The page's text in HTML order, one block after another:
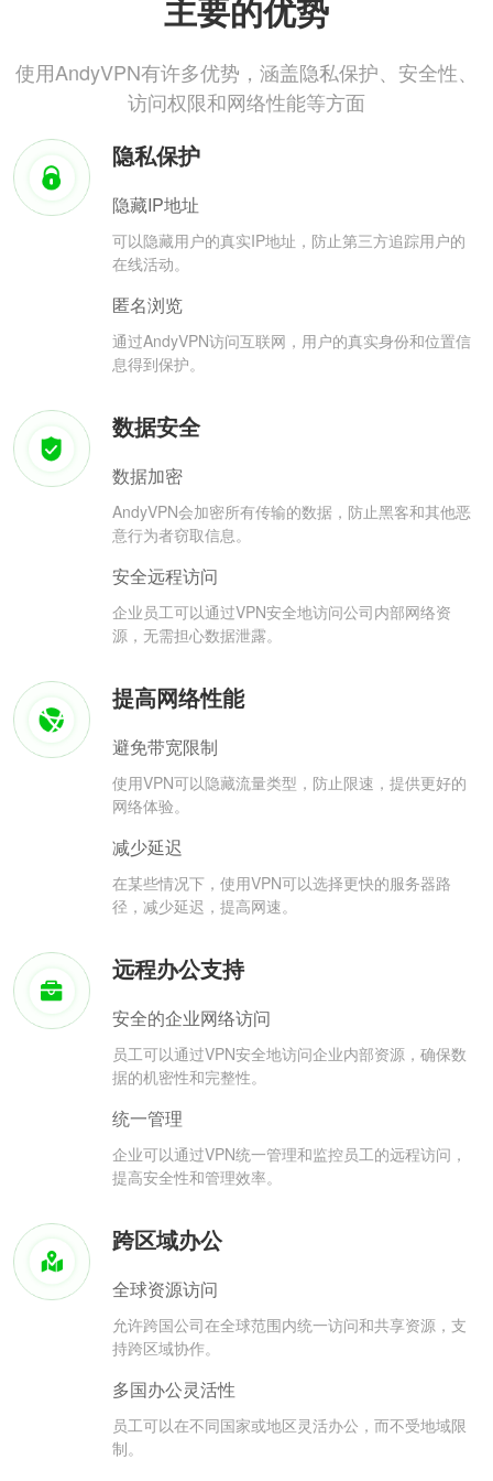
主要的优势
使用AndyVPN有许多优势，涵盖隐私保护、安全性、
访问权限和网络性能等方面
隐私保护
隐藏IP地址
可以隐藏用户的真实IP地址，防止第三方追踪用户的
在线活动。
匿名浏览
通过AndyVPN访问互联网，用户的真实身份和位置信
息得到保护。
数据安全
数据加密
AndyVPN会加密所有传输的数据，防止黑客和其他恶
意行为者窃取信息。
安全远程访问
企业员工可以通过VPN安全地访问公司内部网络资
源，无需担心数据泄露。
提高网络性能
避免带宽限制
使用VPN可以隐藏流量类型，防止限速，提供更好的
网络体验。
减少延迟
在某些情况下，使用VPN可以选择更快的服务器路
径，减少延迟，提高网速。
远程办公支持
安全的企业网络访问
员工可以通过VPN安全地访问企业内部资源，确保数
据的机密性和完整性。
统一管理
企业可以通过VPN统一管理和监控员工的远程访问，
提高安全性和管理效率。
跨区域办公
全球资源访问
允许跨国公司在全球范围内统一访问和共享资源，支
持跨区域协作。
多国办公灵活性
员工可以在不同国家或地区灵活办公，而不受地域限
制。